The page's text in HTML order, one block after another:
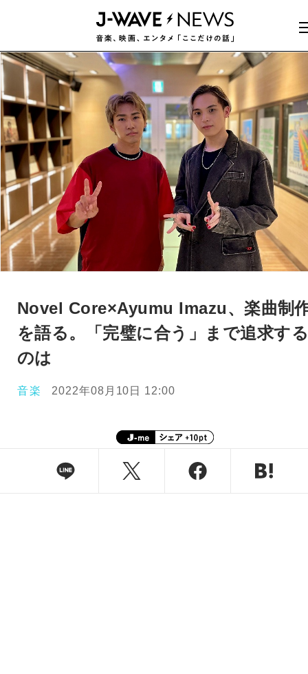
Novel Core×Ayumu Imazu、楽曲制
を語る。「完璧に合う」まで追求す
のは
音楽 2022年08月10日 12:00